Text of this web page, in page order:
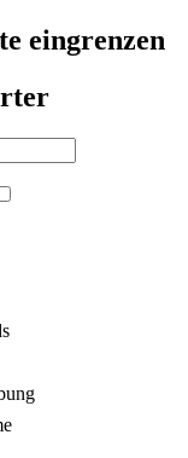
eingrenzen